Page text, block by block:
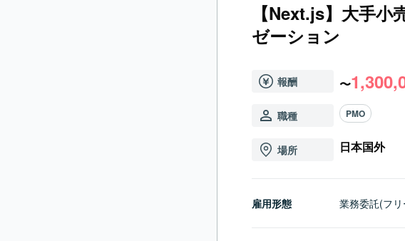
【Next.js】大手
ゼーション
報酬 〜
職種 PMO
場所 日本国外
雇用形態 業務委託(フ